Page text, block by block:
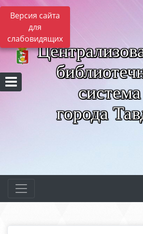
Версия сайта
для
слабовидящих
система
города